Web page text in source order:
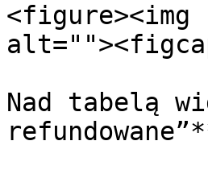
<figure><img
Nad tabelą